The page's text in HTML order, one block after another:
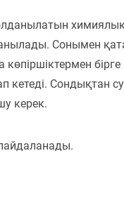
Сонымен
бірге
кетеді. Сондықтан
керек.